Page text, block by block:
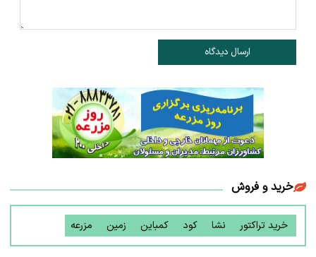
ارسال دیدگاه
خرید و فروش
خرید تراکتور نشا کود کمباین زمین مزرعه